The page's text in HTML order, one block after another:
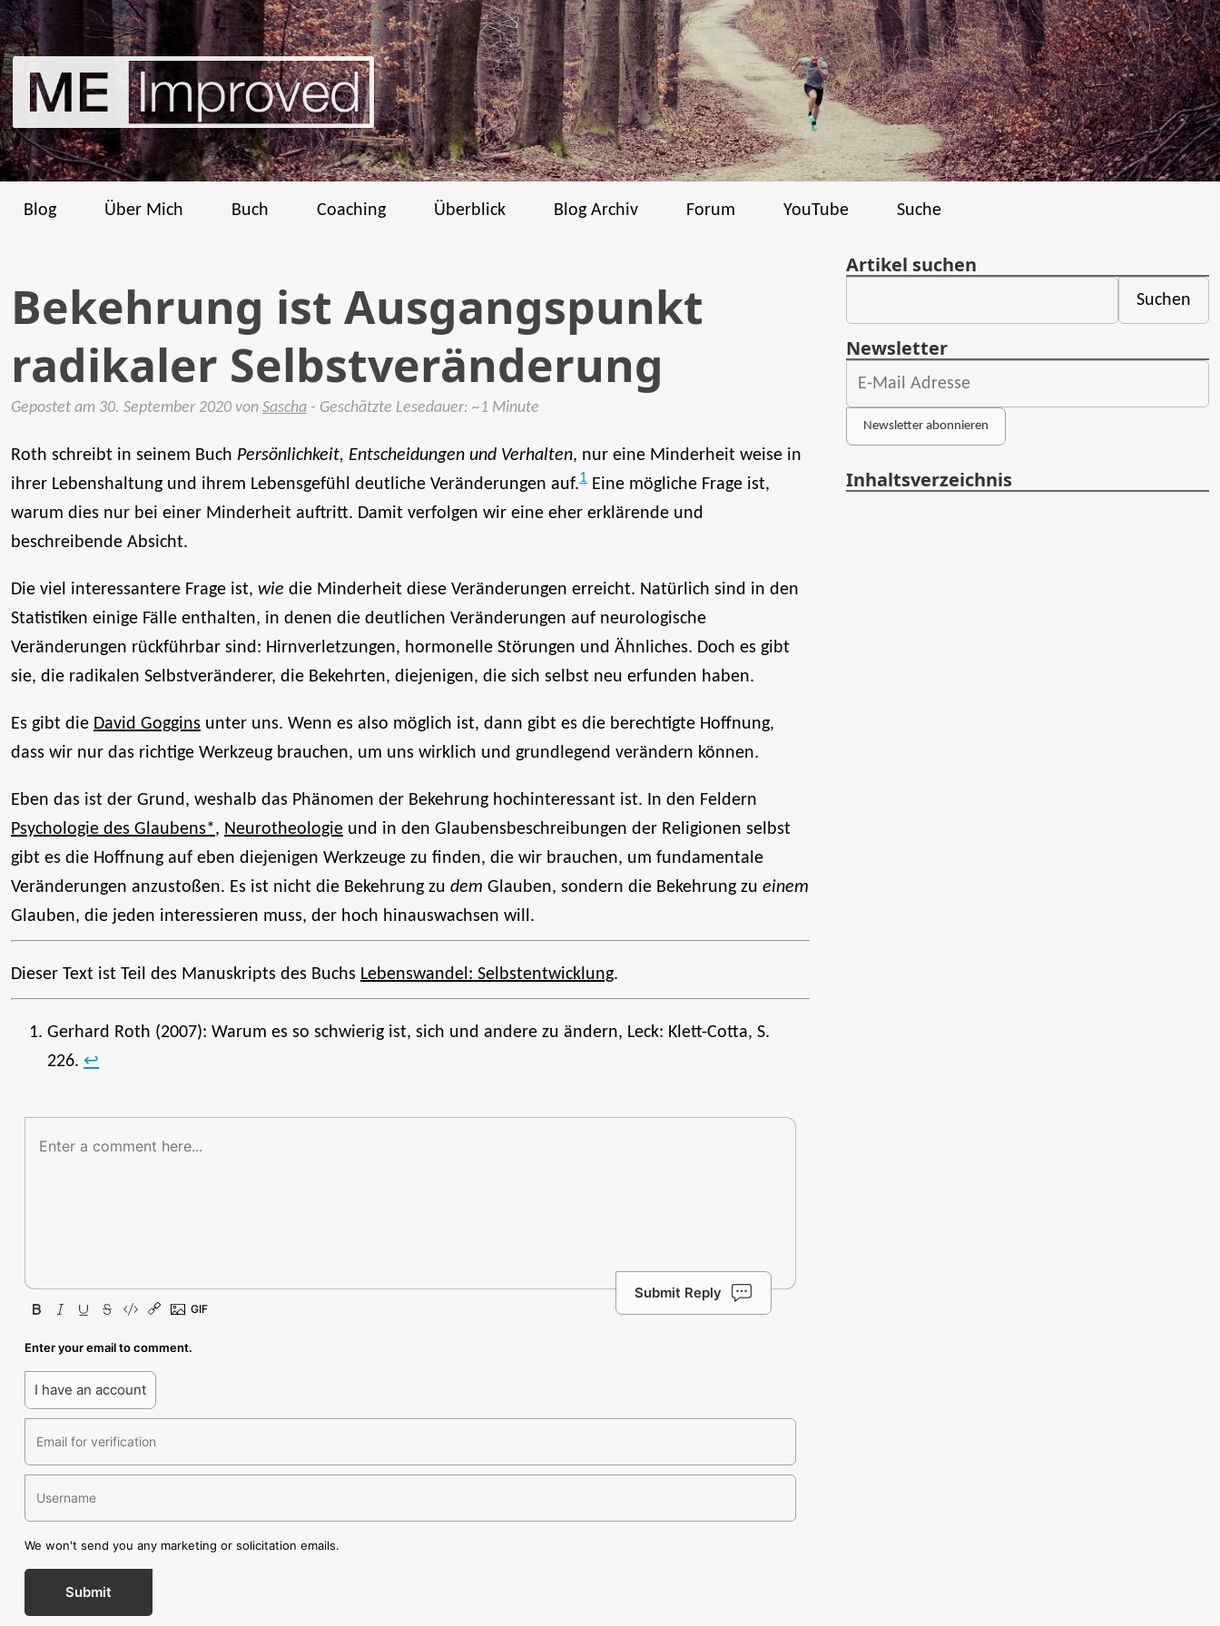
Blog Über Mich Buch Coaching Überblick Blog Archiv Forum YouTube Suche
Bekehrung ist Ausgangspunkt
radikaler Selbstveränderung
Gepostet am 30. September 2020 von Sascha - Geschätzte Lesedauer: ~1 Minute
Roth schreibt in seinem Buch Persönlichkeit, Entscheidungen und Verhalten, nur eine Minderheit weise in
ihrer Lebenshaltung und ihrem Lebensgefühl deutliche Veränderungen auf.1 Eine mögliche Frage ist,
warum dies nur bei einer Minderheit auftritt. Damit verfolgen wir eine eher erklärende und
beschreibende Absicht.
Die viel interessantere Frage ist, wie die Minderheit diese Veränderungen erreicht. Natürlich sind in den
Statistiken einige Fälle enthalten, in denen die deutlichen Veränderungen auf neurologische
Veränderungen rückführbar sind: Hirnverletzungen, hormonelle Störungen und Ähnliches. Doch es gibt
sie, die radikalen Selbstveränderer, die Bekehrten, diejenigen, die sich selbst neu erfunden haben.
Es gibt die David Goggins unter uns. Wenn es also möglich ist, dann gibt es die berechtigte Hoffnung,
dass wir nur das richtige Werkzeug brauchen, um uns wirklich und grundlegend verändern können.
Eben das ist der Grund, weshalb das Phänomen der Bekehrung hochinteressant ist. In den Feldern
Psychologie des Glaubens*, Neurotheologie und in den Glaubensbeschreibungen der Religionen selbst
gibt es die Hoffnung auf eben diejenigen Werkzeuge zu finden, die wir brauchen, um fundamentale
Veränderungen anzustoßen. Es ist nicht die Bekehrung zu dem Glauben, sondern die Bekehrung zu einem
Glauben, die jeden interessieren muss, der hoch hinauswachsen will.
Dieser Text ist Teil des Manuskripts des Buchs Lebenswandel: Selbstentwicklung.
Gerhard Roth (2007): Warum es so schwierig ist, sich und andere zu ändern, Leck: Klett-Cotta, S.
226. ↩
Submit Reply
Enter your email to comment.
I have an account
We won't send you any marketing or solicitation emails.
Submit
Artikel suchen
Newsletter
Newsletter abonnieren
Inhaltsverzeichnis